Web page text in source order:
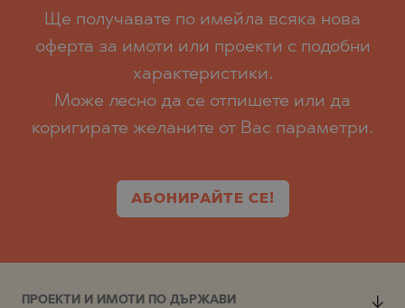
Ще получавате по имейла всяка нова
оферта за имоти или проекти с подобни
характеристики.
Може лесно да се отпишете или да
коригирате желаните от Вас параметри.
АБОНИРАЙТЕ СЕ!
ПРОЕКТИ И ИМОТИ ПО ДЪРЖАВИ